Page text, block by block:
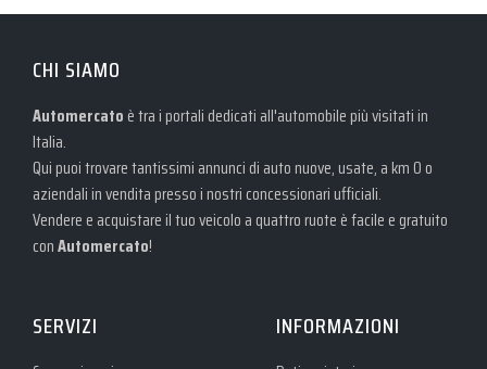
CHI SIAMO
Automercato è tra i portali dedicati all'automobile più visitati in
Italia.
Qui puoi trovare tantissimi annunci di auto nuove, usate, a km 0 o
aziendali in vendita presso i nostri concessionari ufficiali.
Vendere e acquistare il tuo veicolo a quattro ruote è facile e gratuito
conAutomercato!
SERVIZI INFORMAZIONI